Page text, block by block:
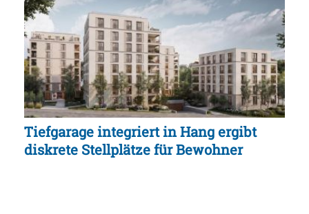
Tiefgarage integriert in Hang ergibt
diskrete Stellplätze für Bewohner